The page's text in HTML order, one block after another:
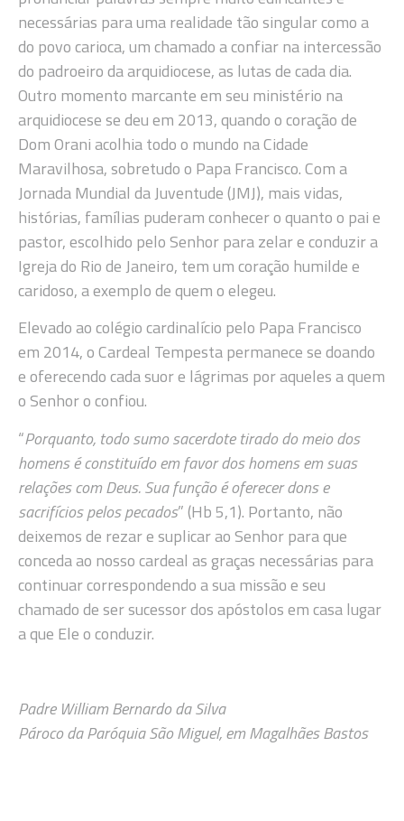
necessárias para uma realidade tão singular como a
do povo carioca, um chamado a confiar na intercessão
do padroeiro da arquidiocese, as lutas de cada dia.
Outro momento marcante em seu ministério na
arquidiocese se deu em 2013, quando o coração de
Dom Orani acolhia todo o mundo na Cidade
Maravilhosa, sobretudo o Papa Francisco. Com a
Jornada Mundial da Juventude (JMJ), mais vidas,
histórias, famílias puderam conhecer o quanto o pai e
pastor, escolhido pelo Senhor para zelar e conduzir a
Igreja do Rio de Janeiro, tem um coração humilde e
caridoso, a exemplo de quem o elegeu.
Elevado ao colégio cardinalício pelo Papa Francisco
em 2014, o Cardeal Tempesta permanece se doando
e oferecendo cada suor e lágrimas por aqueles a quem
o Senhor o confiou.
“Porquanto, todo sumo sacerdote tirado do meio dos
homens é constituído em favor dos homens em suas
relações com Deus. Sua função é oferecer dons e
sacrifícios pelos pecados” (Hb 5,1). Portanto, não
deixemos de rezar e suplicar ao Senhor para que
conceda ao nosso cardeal as graças necessárias para
continuar correspondendo a sua missão e seu
chamado de ser sucessor dos apóstolos em casa lugar
a que Ele o conduzir.
Padre William Bernardo da Silva
Pároco da Paróquia São Miguel, em Magalhães Bastos